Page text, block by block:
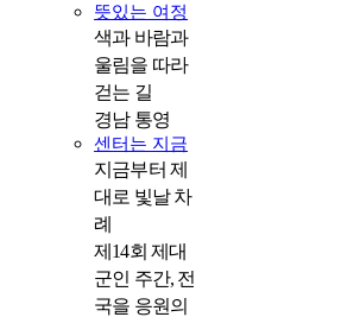
뜻있는 여정
색과 바람과
울림을 따라
걷는 길
경남 통영
센터는 지금
지금부터 제
대로 빛날 차
례
제14회 제대
군인 주간, 전
국을 응원의